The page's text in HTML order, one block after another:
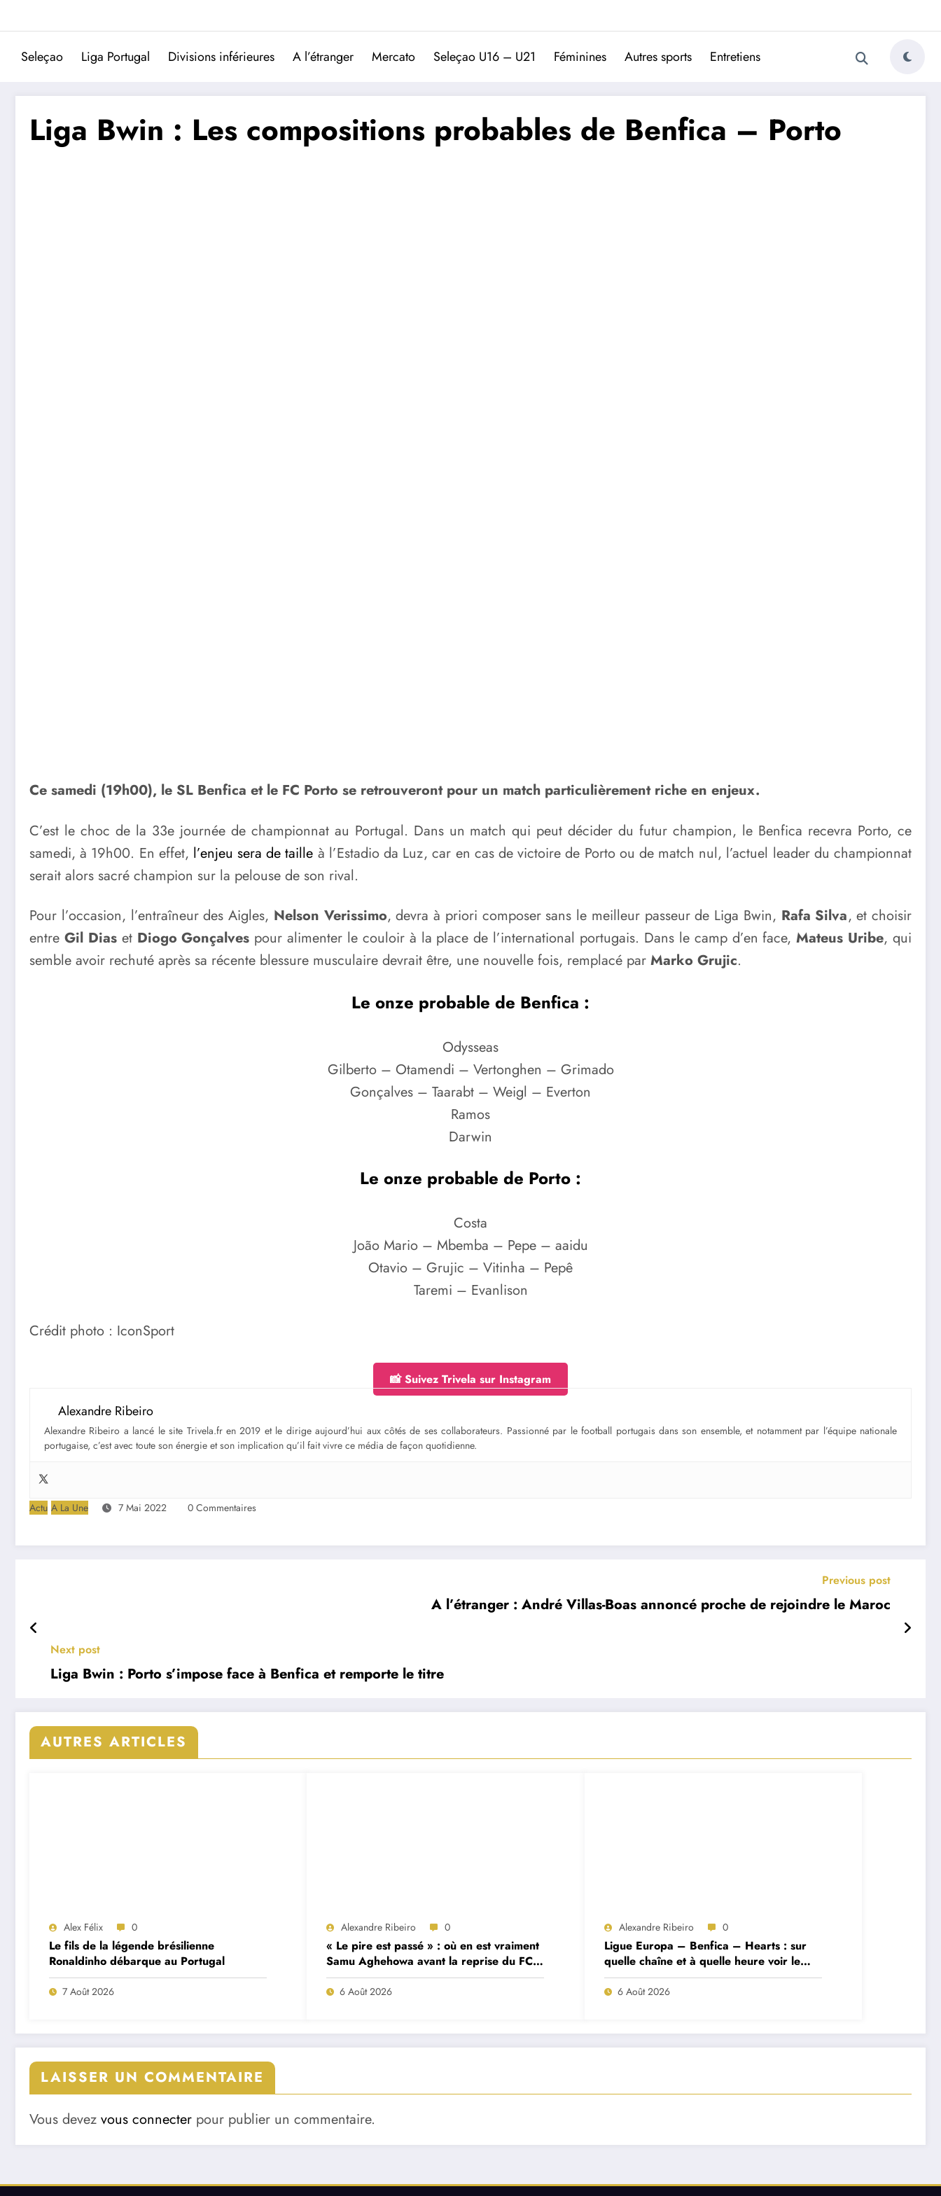
Trivela
L'actualité du football portugais
Seleçao Liga Portugal Divisions inférieures A l’étranger Mercato Seleçao U16 – U21 Féminines Autres sports Entretiens
Liga Bwin : Les compositions probables de Benfica – Porto
Ce samedi (19h00), le SL Benfica et le FC Porto se retrouveront pour un match particulièrement riche en enjeux.
C’est le choc de la 33e journée de championnat au Portugal. Dans un match qui peut décider du futur champion, le Benfica recevra Porto, ce
samedi, à 19h00. En effet, l’enjeu sera de taille à l’Estadio da Luz, car en cas de victoire de Porto ou de match nul, l’actuel leader du championnat
serait alors sacré champion sur la pelouse de son rival.
Pour l’occasion, l’entraîneur des Aigles, Nelson Verissimo, devra à priori composer sans le meilleur passeur de Liga Bwin, Rafa Silva, et choisir
entre Gil Diaset Diogo Gonçalves pour alimenter le couloir à la place de l’international portugais. Dans le camp d’en face,Mateus Uribe, qui
semble avoir rechuté après sa récente blessure musculaire devrait être, une nouvelle fois, remplacé par Marko Grujic.
Le onze probable de Benfica :
Odysseas
Gilberto – Otamendi – Vertonghen – Grimado
Gonçalves – Taarabt – Weigl – Everton
Ramos
Darwin
Le onze probable de Porto :
Costa
João Mario – Mbemba – Pepe – aaidu
Otavio – Grujic – Vitinha – Pepê
Taremi – Evanlison
Crédit photo : IconSport
📸 Suivez Trivela sur Instagram
Alexandre Ribeiro
Alexandre Ribeiro a lancé le site Trivela.fr en 2019 et le dirige aujourd’hui aux côtés de ses collaborateurs. Passionné par le football portugais dans son ensemble, et notamment par l’équipe nationale
portugaise, c’est avec toute son énergie et son implication qu’il fait vivre ce média de façon quotidienne.
Actu A La Une 7 Mai 2022 0 Commentaires
Previous post
A l’étranger : André Villas-Boas annoncé proche de rejoindre le Maroc
Next post
Liga Bwin : Porto s’impose face à Benfica et remporte le titre
AUTRES ARTICLES
Alex Félix 0
Le fils de la légende brésilienne
Ronaldinho débarque au Portugal
7 Août 2026
Alexandre Ribeiro 0
« Le pire est passé » : où en est vraiment
Samu Aghehowa avant la reprise du FC
Porto ?
6 Août 2026
Alexandre Ribeiro 0
Ligue Europa – Benfica – Hearts : sur
quelle chaîne et à quelle heure voir le
match ?
6 Août 2026
LAISSER UN COMMENTAIRE
Vous devez vous connecter pour publier un commentaire.